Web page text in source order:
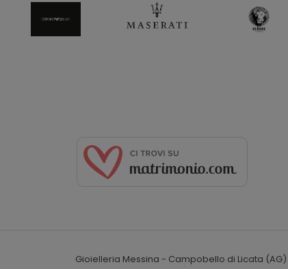
Gioielleria Messina - Campobello di Licata (AG)